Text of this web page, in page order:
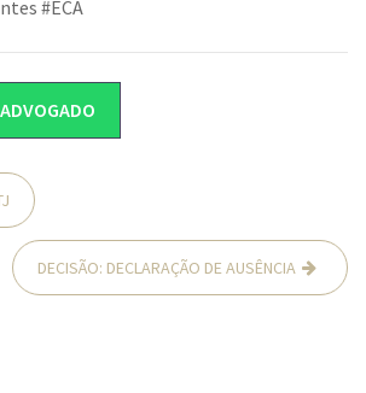
#ECA
DECISÃO: DECLARAÇÃO DE AUSÊNCIA